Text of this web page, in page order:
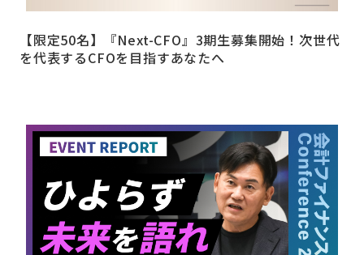
【限定50名】『Next-CFO』3期生募集開始！次世代
を代表するCFOを目指すあなたへ